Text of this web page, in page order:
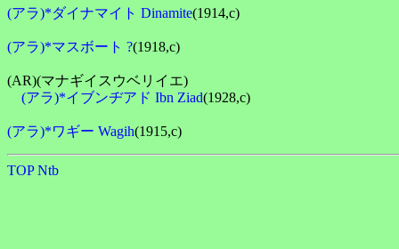
(アラ)*ダイナマイト Dinamite(1914,c)
(アラ)*マスボート ?(1918,c)
(AR)(マナギイスウベリイエ)
(アラ)*イブンヂアド Ibn Ziad(1928,c)
(アラ)*ワギー Wagih
TOP Ntb